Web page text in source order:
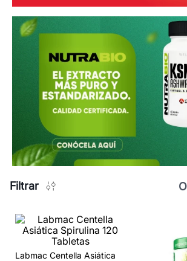
Filtrar
Labmac Centella Asiática